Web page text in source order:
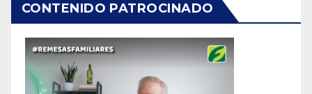
CONTENIDO PATROCINADO